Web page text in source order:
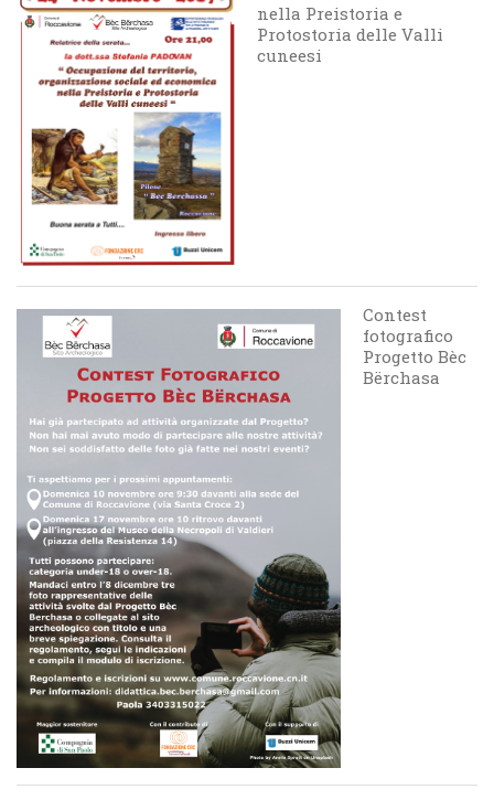
nella Preistoria e
Protostoria delle Valli
cuneesi
Contest
fotografico
Progetto Bèc
Bërchasa